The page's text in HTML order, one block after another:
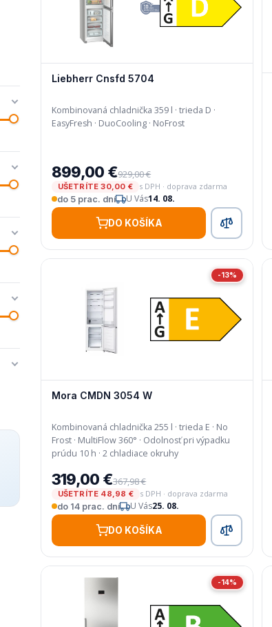
Liebherr Cnsfd 5704
Kombinovaná chladnička 359 l · trieda D ·
EasyFresh · DuoCooling · NoFrost
899,00 €929,00 €
UŠETRÍTE 30,00 €
s DPH · doprava zdarma
do 5 prac. dní
U Vás14. 08.
DO KOŠÍKA
-13%
Mora CMDN 3054 W
Kombinovaná chladnička 255 l · trieda E · No
Frost · MultiFlow 360° · Odolnosť pri výpadku
prúdu 10 h · 2 chladiace okruhy
319,00 €367,98 €
UŠETRÍTE 48,98 €
s DPH · doprava zdarma
do 14 prac. dní
U Vás25. 08.
DO KOŠÍKA
-14%